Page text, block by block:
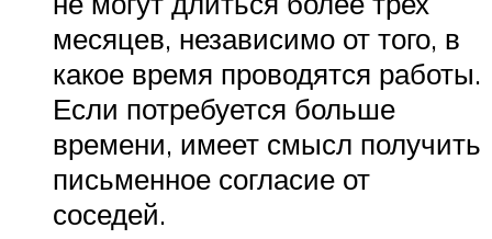
месяцев, независимо от того, в
какое время проводятся работы.
Если потребуется больше
времени, имеет смысл получить
письменное согласие от
соседей.